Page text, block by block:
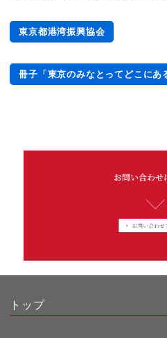
東京都港湾振興協会
冊子「東京のみなとってどこにあ
トップ